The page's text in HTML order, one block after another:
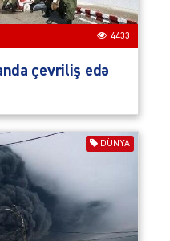
4433
çevriliş edə
DÜNYA